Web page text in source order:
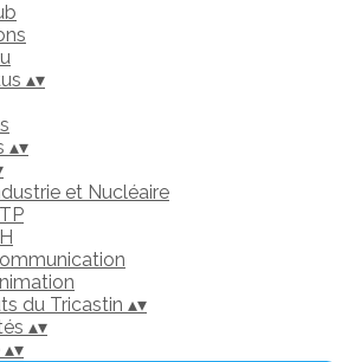
▴▾
▴▾
et Nucléaire
du Tricastin ▴▾
▴▾
▴▾